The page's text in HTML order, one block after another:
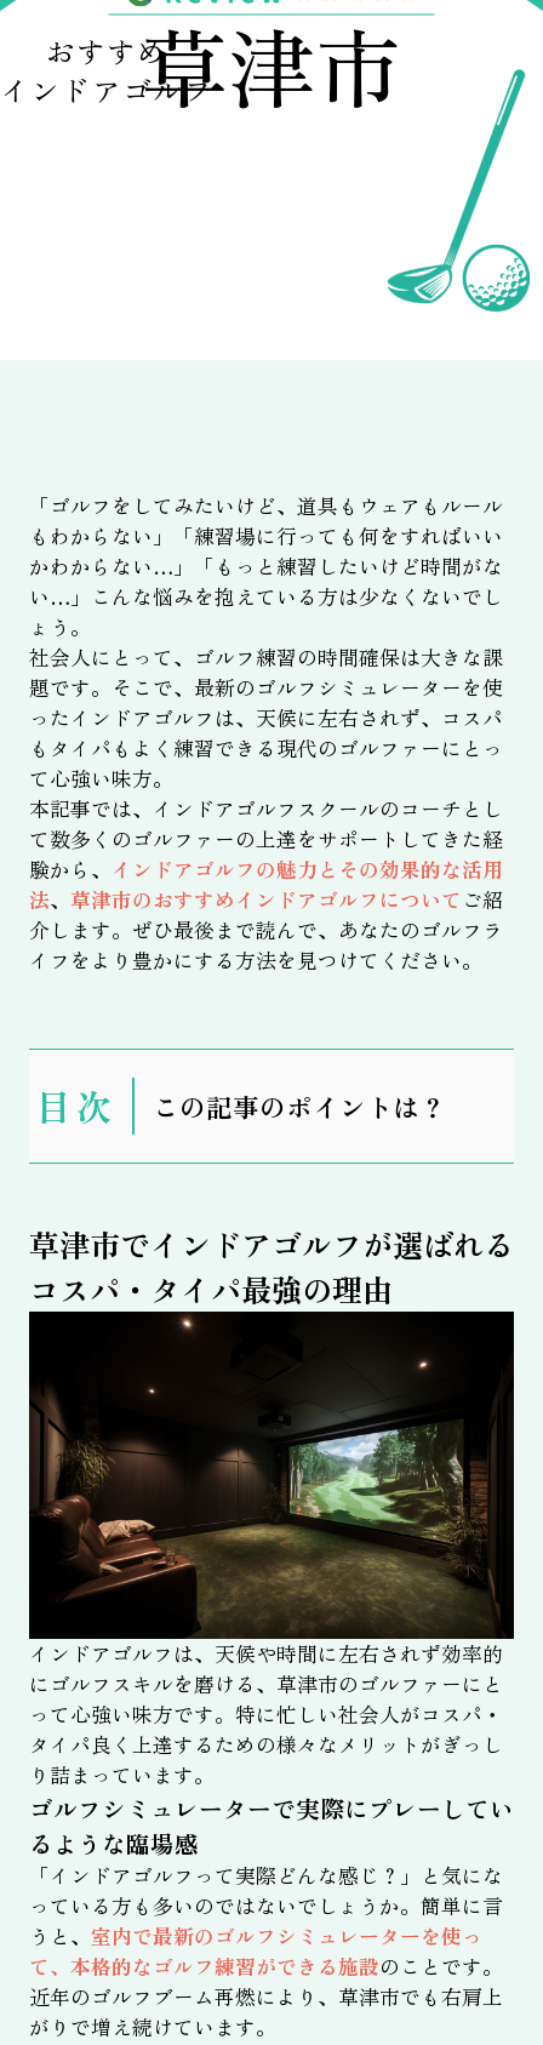
草津市
おすすめ
インドアゴルフ
「ゴルフをしてみたいけど、道具もウェアもルール
もわからない」「練習場に行っても何をすればいい
かわからない…」「もっと練習したいけど時間がな
い…」こんな悩みを抱えている方は少なくないでし
ょう。
社会人にとって、ゴルフ練習の時間確保は大きな課
題です。そこで、最新のゴルフシミュレーターを使
ったインドアゴルフは、天候に左右されず、コスパ
もタイパもよく練習できる現代のゴルファーにとっ
て心強い味方。
本記事では、インドアゴルフスクールのコーチとし
て数多くのゴルファーの上達をサポートしてきた経
験から、 インドアゴルフの魅力とその効果的な活用
法、 草津市のおすすめインドアゴルフについて ご紹
介します。ぜひ最後まで読んで、あなたのゴルフラ
イフをより豊かにする方法を見つけてください。
この記事のポイントは？
表
示
草津市でインドアゴルフが選ばれる
コスパ・タイパ最強の理由
インドアゴルフは、天候や時間に左右されず効率的
にゴルフスキルを磨ける、草津市のゴルファーにと
って心強い味方です。特に忙しい社会人がコスパ・
タイパ良く上達するための様々なメリットがぎっし
り詰まっています。
ゴルフシミュレーターで実際にプレーしてい
るような臨場感
「インドアゴルフって実際どんな感じ？」と気にな
っている方も多いのではないでしょうか。簡単に言
うと、 室内で最新のゴルフシミュレーターを使っ
て、本格的なゴルフ練習ができる施設のことです。
近年のゴルフブーム再燃により、草津市でも右肩上
がりで増え続けています。